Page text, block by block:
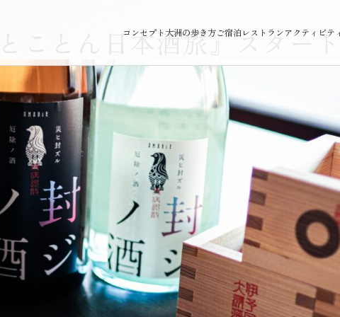
コンセプト 大洲の歩き方ご宿泊レストランアクティビテ
ことん日本酒旅』スター